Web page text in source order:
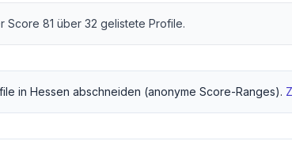
Score 81 über 32 gelistete Profile.
in Hessen abschneiden (anonyme Score-Ranges).